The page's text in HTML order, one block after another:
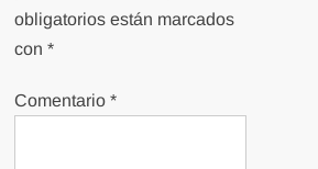
obligatorios están marcados
con*
Comentario*